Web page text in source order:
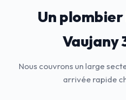
Un plombier
Vaujany
Nous couvrons un large
arrivée rapide